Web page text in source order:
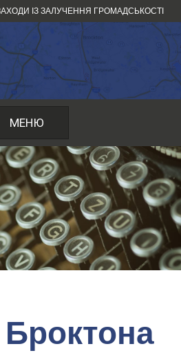
ІЗ ЗАЛУЧЕННЯ ГРОМАДСЬКОСТІ
МЕНЮ
Броктона